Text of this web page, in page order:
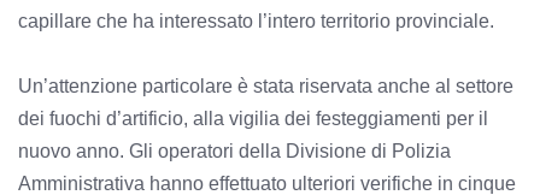
capillare che ha interessato l’intero territorio provinciale.
Un’attenzione particolare è stata riservata anche al settore
dei fuochi d’artificio, alla vigilia dei festeggiamenti per il
nuovo anno. Gli operatori della Divisione di Polizia
Amministrativa hanno effettuato ulteriori verifiche in cinque